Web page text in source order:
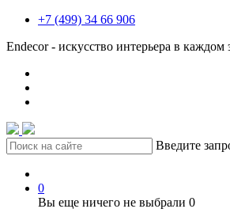
+7 (499) 34 66 906
Endecor - искусство интерьера в каждом
Введите
0
Вы еще ничего не выбрали 0